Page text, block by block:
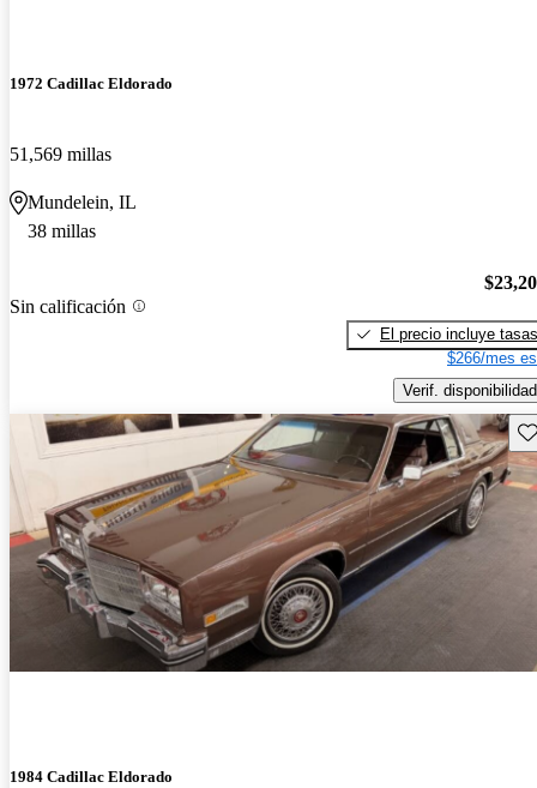
1972 Cadillac Eldorado
51,569 millas
Mundelein, IL
38 millas
Sin calificación
El precio incluye tasas
$266/mes
Verif. disponibilidad
1984 Cadillac Eldorado